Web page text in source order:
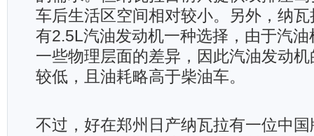
车后生活区空间相对较小。另外，纳
有2.5L汽油发动机一种选择，由于汽
一些物理层面的差异，因此汽油发动
较低，且油耗略高于柴油车。
不过，好在郑州日产纳瓦拉有一位中